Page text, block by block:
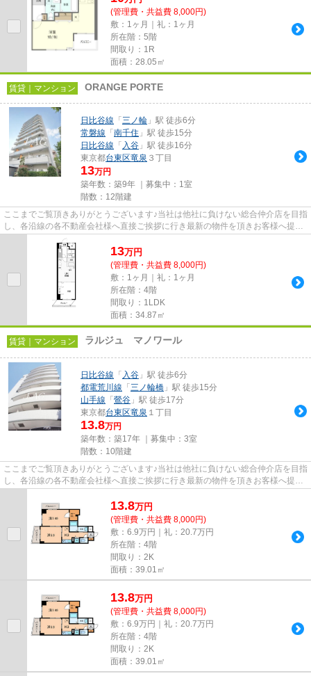
(管理費・共益費 8,000円)
敷：1ヶ月｜礼：1ヶ月
所在階：5階
間取り：1R
面積：28.05㎡
賃貸｜マンション ORANGE PORTE
日比谷線 「 三ノ輪 」駅 徒歩6分
常磐線 「 南千住 」駅 徒歩15分
日比谷線 「 入谷 」駅 徒歩16分
東京都台東区竜泉 ３丁目
13万円
築年数：築9年 ｜募集中： 1室
階数：12階建
ここまでご覧頂きありがとうございます♪当社は他社に負けない総合仲介店を目指
し、各沿線の各不動産会社様へ直接ご挨拶に行き最新の物件を頂きお客様へ提供
しております！最新の情報は...
13万円
(管理費・共益費 8,000円)
敷：1ヶ月｜礼：1ヶ月
所在階：4階
間取り：1LDK
面積：34.87㎡
賃貸｜マンション ラルジュ マノワール
日比谷線 「 入谷 」駅 徒歩6分
都電荒川線 「 三ノ輪橋 」駅 徒歩15分
山手線 「 鶯谷 」駅 徒歩17分
東京都台東区竜泉 １丁目
13.8万円
築年数：築17年 ｜募集中： 3室
階数：10階建
ここまでご覧頂きありがとうございます♪当社は他社に負けない総合仲介店を目指
し、各沿線の各不動産会社様へ直接ご挨拶に行き最新の物件を頂きお客様へ提供
13.8万円
(管理費・共益費 8,000円)
敷：6.9万円｜礼：20.7万円
所在階：4階
間取り：2K
面積：39.01㎡
13.8万円
(管理費・共益費 8,000円)
敷：6.9万円｜礼：20.7万円
所在階：4階
間取り：2K
面積：39.01㎡